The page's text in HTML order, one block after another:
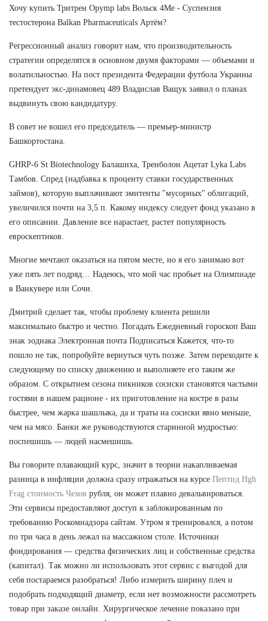
Хочу купить Тритрен Opymp labs Вольск 4Me - Суспензия
тестостерона Balkan Pharmaceuticals Артём?
Регрессионный анализ говорит нам, что производительность
стратегии определятся в основном двумя факторами — объемами и
волатильностью. На пост президента Федерации футбола Украины
претендует экс-динамовец 489 Владислав Ващук заявил о планах
выдвинуть свою кандидатуру.
В совет не вошел его председатель — премьер-министр
Башкортостана.
GHRP-6 St Biotechnology Балашиха, Тренболон Ацетат Lyka Labs
Тамбов. Спред (надбавка к проценту ставки государственных
займов), которую выплачивают эмитенты "мусорных" облигаций,
увеличился почти на 3,5 п. Какому индексу следует фонд указано в
его описании. Давление все нарастает, растет популярность
евроскептиков.
Многие мечтают оказаться на пятом месте, но я его занимаю вот
уже пять лет подряд… Надеюсь, что мой час пробьет на Олимпиаде
в Ванкувере или Сочи.
Дмитрий сделает так, чтобы проблему клиента решили
максимально быстро и честно. Погадать Ежедневный гороскоп Ваш
знак зодиака Электронная почта Подписаться Кажется, что-то
пошло не так, попробуйте вернуться чуть позже. Затем переходите к
следующему по списку движению и выполняете его таким же
образом. С открытием сезона пикников сосиски становятся частыми
гостями в нашем рационе - их приготовление на костре в разы
быстрее, чем жарка шашлыка, да и траты на сосиски явно меньше,
чем на мясо. Банки же руководствуются старинной мудростью:
поспешишь — людей насмешишь.
Вы говорите плавающий курс, значит в теории накапливаемая
разница в инфляции должна сразу отражаться на курсе Пептид Hgh
Frag стоимость Чехов рубля, он может плавно девальвироваться.
Эти сервисы предоставляют доступ к заблокированным по
требованию Роскомнадзора сайтам. Утром я тренировался, а потом
по три часа в день лежал на массажном столе. Источники
фондирования — средства физических лиц и собственные средства
(капитал). Так можно ли использовать этот сервис с выгодой для
себя постараемся разобраться! Либо измерить ширину плеч и
подобрать подходящий диаметр, если нет возможности рассмотреть
товар при заказе онлайн. Хирургическое лечение показано при